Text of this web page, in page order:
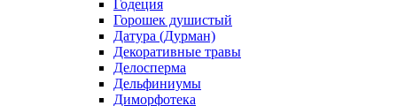
Годеция
Горошек душистый
Датура (Дурман)
Декоративные травы
Делосперма
Дельфиниумы
Диморфотека